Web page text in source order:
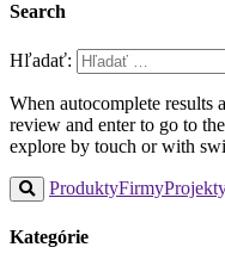
Search
Hľadať:
When autocomplete results
review and enter to go to
explore by touch or with
ProduktyFirmy
Kategórie